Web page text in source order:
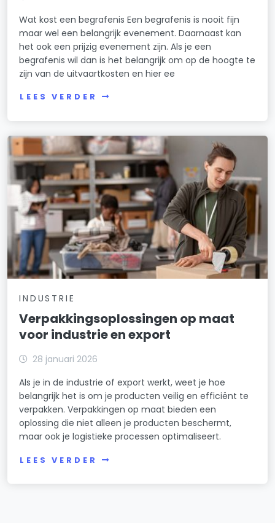
Wat kost een begrafenis Een begrafenis is nooit fijn
maar wel een belangrijk evenement. Daarnaast kan
het ook een prijzig evenement zijn. Als je een
begrafenis wil dan is het belangrijk om op de hoogte te
zijn van de uitvaartkosten en hier ee
LEES VERDER
INDUSTRIE
Verpakkingsoplossingen op maat
voor industrie en export
28 januari 2026
Als je in de industrie of export werkt, weet je hoe
belangrijk het is om je producten veilig en efficiënt te
verpakken. Verpakkingen op maat bieden een
oplossing die niet alleen je producten beschermt,
maar ook je logistieke processen optimaliseert.
LEES VERDER